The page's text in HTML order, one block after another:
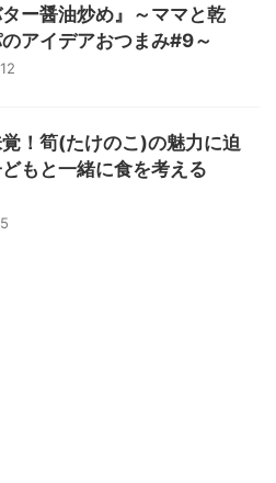
ター醤油炒め』～ママと乾
アイデアおつまみ#9～
覚！筍(たけのこ)の魅力に迫
もと一緒に食を考える